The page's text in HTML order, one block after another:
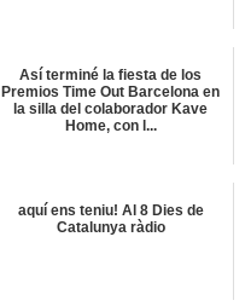
Así terminé la fiesta de los
Premios Time Out Barcelona en
la silla del colaborador Kave
Home, con l...
aquí ens teniu! Al 8 Dies de
Catalunya ràdio